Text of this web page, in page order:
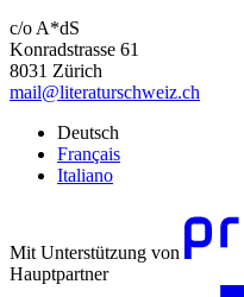
c/o A*dS
Konradstrasse 61
8031 Zürich
mail@literaturschweiz.ch
Deutsch
Français
Italiano
Mit Unterstützung von
Hauptpartner